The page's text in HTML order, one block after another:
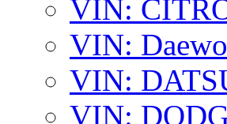
VIN:
VIN:
VIN:
VIN: